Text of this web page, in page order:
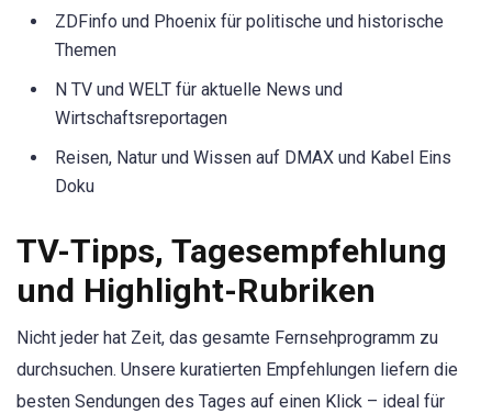
ZDFinfo und Phoenix für politische und historische
Themen
N TV und WELT für aktuelle News und
Wirtschaftsreportagen
Reisen, Natur und Wissen auf DMAX und Kabel Eins
Doku
TV-Tipps, Tagesempfehlung
und Highlight-Rubriken
Nicht jeder hat Zeit, das gesamte Fernsehprogramm zu
durchsuchen. Unsere kuratierten Empfehlungen liefern die
besten Sendungen des Tages auf einen Klick – ideal für